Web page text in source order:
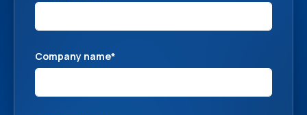
Company name*